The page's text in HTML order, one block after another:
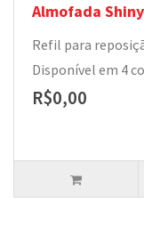
Almofada
Refil para
Disponível em 4
R$0,00